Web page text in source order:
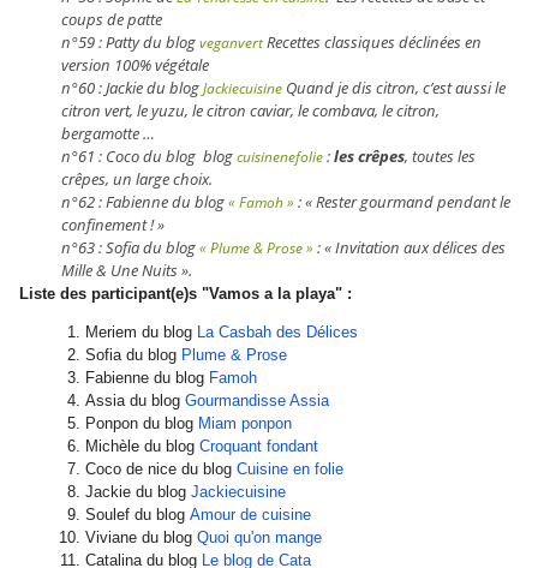
coups de patte
n°59 : Patty du blogveganvertRecettes classiques déclinées en
version 100% végétale
n°60 : Jackie du blogJackiecuisine Quand je dis citron, c’est aussi le
citron vert, le yuzu, le citron caviar, le combava, le citron,
bergamotte …
n°61 : Coco du blog blogcuisinenefolie:les crêpes, toutes les
crêpes, un large choix.
n°62 : Fabienne du blog« Famoh » : « Rester gourmand pendant le
confinement ! »
n°63 : Sofia du blog« Plume & Prose » : « Invitation aux délices des
Mille & Une Nuits ».
Liste des participant(e)s "Vamos a la playa" :
Meriem du blog La Casbah des Délices
Sofia du blog Plume & Prose
Fabienne du blog Famoh
Assia du blog Gourmandisse Assia
Ponpon du blog Miam ponpon
Michèle du blog Croquant fondant
Coco de nice du blog Cuisine en folie
Jackie du blog Jackiecuisine
Soulef du blog Amour de cuisine
Viviane du blog Quoi qu'on mange
Catalina du blog Le blog de Cata